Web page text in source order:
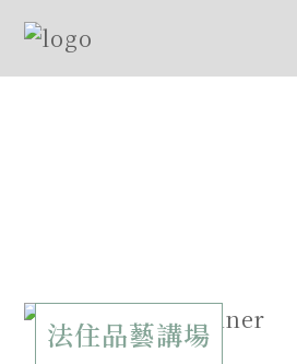
法住品藝講場